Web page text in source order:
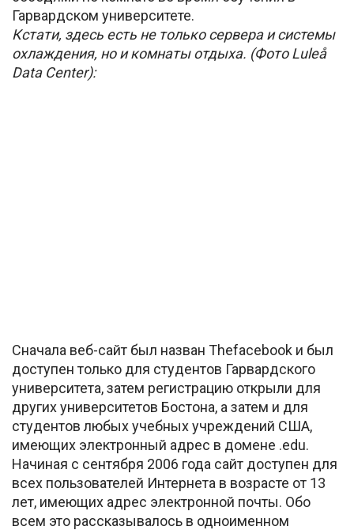
Гарвардском университете.
Кстати, здесь есть не только сервера и системы
охлаждения, но и комнаты отдыха. (Фото Luleå
Data Center):
Сначала веб-сайт был назван Thefacebook и был
доступен только для студентов Гарвардского
университета, затем регистрацию открыли для
других университетов Бостона, а затем и для
студентов любых учебных учреждений США,
имеющих электронный адрес в домене .edu.
Начиная с сентября 2006 года сайт доступен для
всех пользователей Интернета в возрасте от 13
лет, имеющих адрес электронной почты. Обо
всем это рассказывалось в одноименном